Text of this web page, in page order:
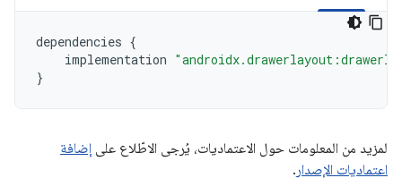
dependencies {
implementation
}
لمزيد من المعلومات حول الاعتماديات، يُرجى الاطّلاع على إضافة
اعتماديات الإصدار .